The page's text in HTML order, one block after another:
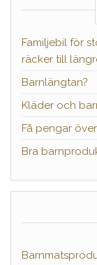
Familjebil för
räcker till
Barnlängtan?
Kläder och
Få pengar
Bra